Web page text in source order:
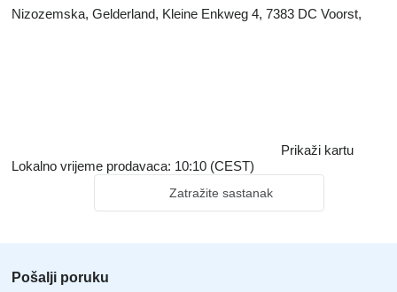
Nizozemska, Gelderland, Kleine Enkweg 4, 7383 DC Voorst,
Prikaži kartu
Lokalno vrijeme prodavaca: 10:10 (CEST)
Zatražite sastanak
Pošalji poruku